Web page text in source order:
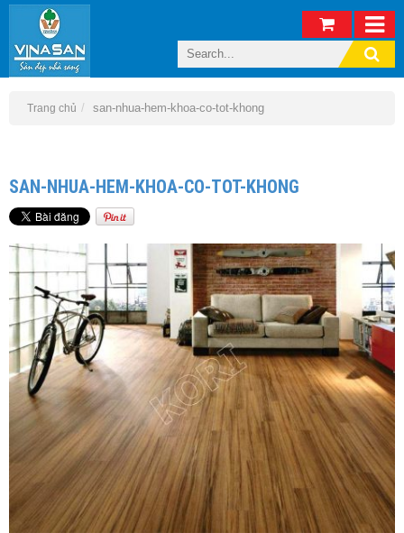
Trang chủ san-nhua-hem-khoa-co-tot-khong
SAN-NHUA-HEM-KHOA-CO-TOT-KHONG